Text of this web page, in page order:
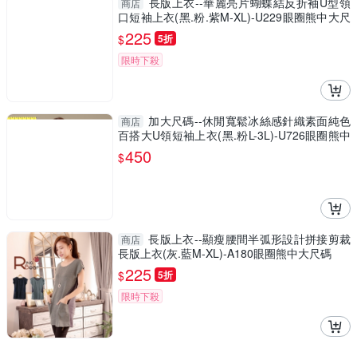
商店
口短袖上衣(黑.粉.紫M-XL)-U229眼圈熊中大尺
碼
$225 5折
限時下殺
商店
加大尺碼--休閒寬鬆冰絲感針織素面純色
百搭大U領短袖上衣(黑.粉L-3L)-U726眼圈熊中
大尺碼
$450
商店 長版上衣--顯瘦腰間半弧形設計拼接剪裁
長版上衣(灰.藍M-XL)-A180眼圈熊中大尺碼
$225 5折
限時下殺